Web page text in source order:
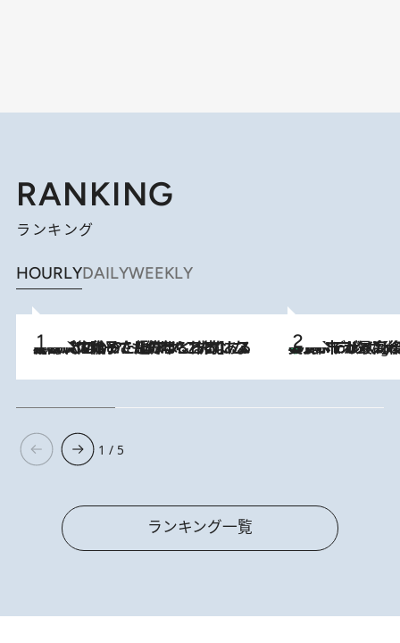
RANKING
ランキング
HOURLYDAILYWEEKLY
2026.8.5
【阿川佐和子さんの年とる力】なぜ70代で始めた趣味は“こんなに楽しい”のか？ ピアノ、俳句…スランプに陥っても続けられる“ある秘訣”とは 10 Hours Ago
美食、デザイン、ホスピタリティのすべてが最高峰！ ノルウェー第4の都市スタヴァンゲルの
1 / 5
ランキング一覧